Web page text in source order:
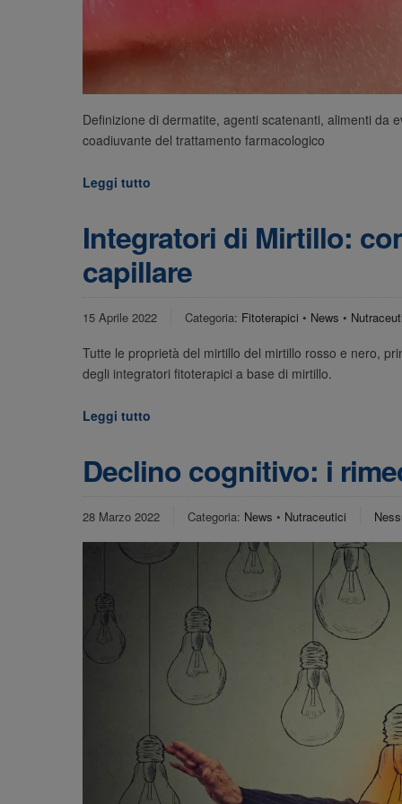
Definizione di dermatite, agenti scatenanti, alimenti da
coadiuvante del trattamento farmacologico
Leggi tutto
Integratori di Mirtillo:
capillare
15 Aprile 2022 Categoria: Fitoterapici • News •
Tutte le proprietà del mirtillo del mirtillo rosso e nero,
degli integratori fitoterapici a base di mirtillo.
Leggi tutto
Declino cognitivo: i
28 Marzo 2022 Categoria: News • Nutraceutici